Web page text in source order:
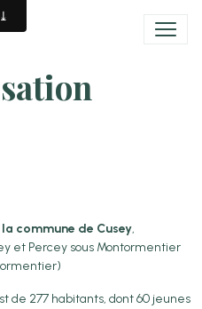
commune de Cusey,
et Percey sous Montormentier
de 277 habitants, dont 60 jeunes